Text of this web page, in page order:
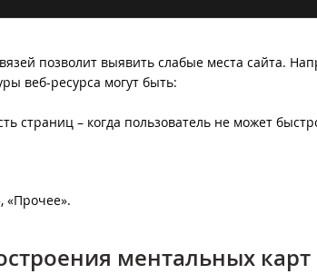
позволит выявить слабые места сайта.
веб-ресурса могут быть:
страниц – когда пользователь не может
«Прочее».
ментальных карт